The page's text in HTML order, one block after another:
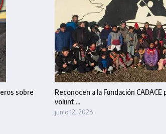
sobre
Reconocen a la Fundación
volunt ...
junio 12, 2026